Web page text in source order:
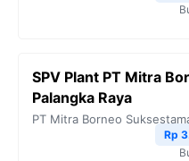
SPV Plant PT Mitra
Palangka Raya
PT Mitra Borneo
Rp